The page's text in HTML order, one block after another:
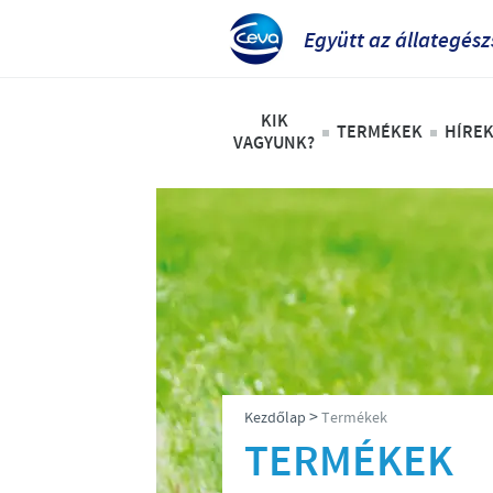
Együtt az
KIK
VAGYUNK?
A Ceva-Phylaxia története
Jövőképünk
Etikai és törvényességi
Globális jelenlét
TERMÉKEK
Szarvasmarha
Juh és Kecske
Sertés
Baromfi
HÍREK
Kezdőlap >Termékek
TERMÉKEK